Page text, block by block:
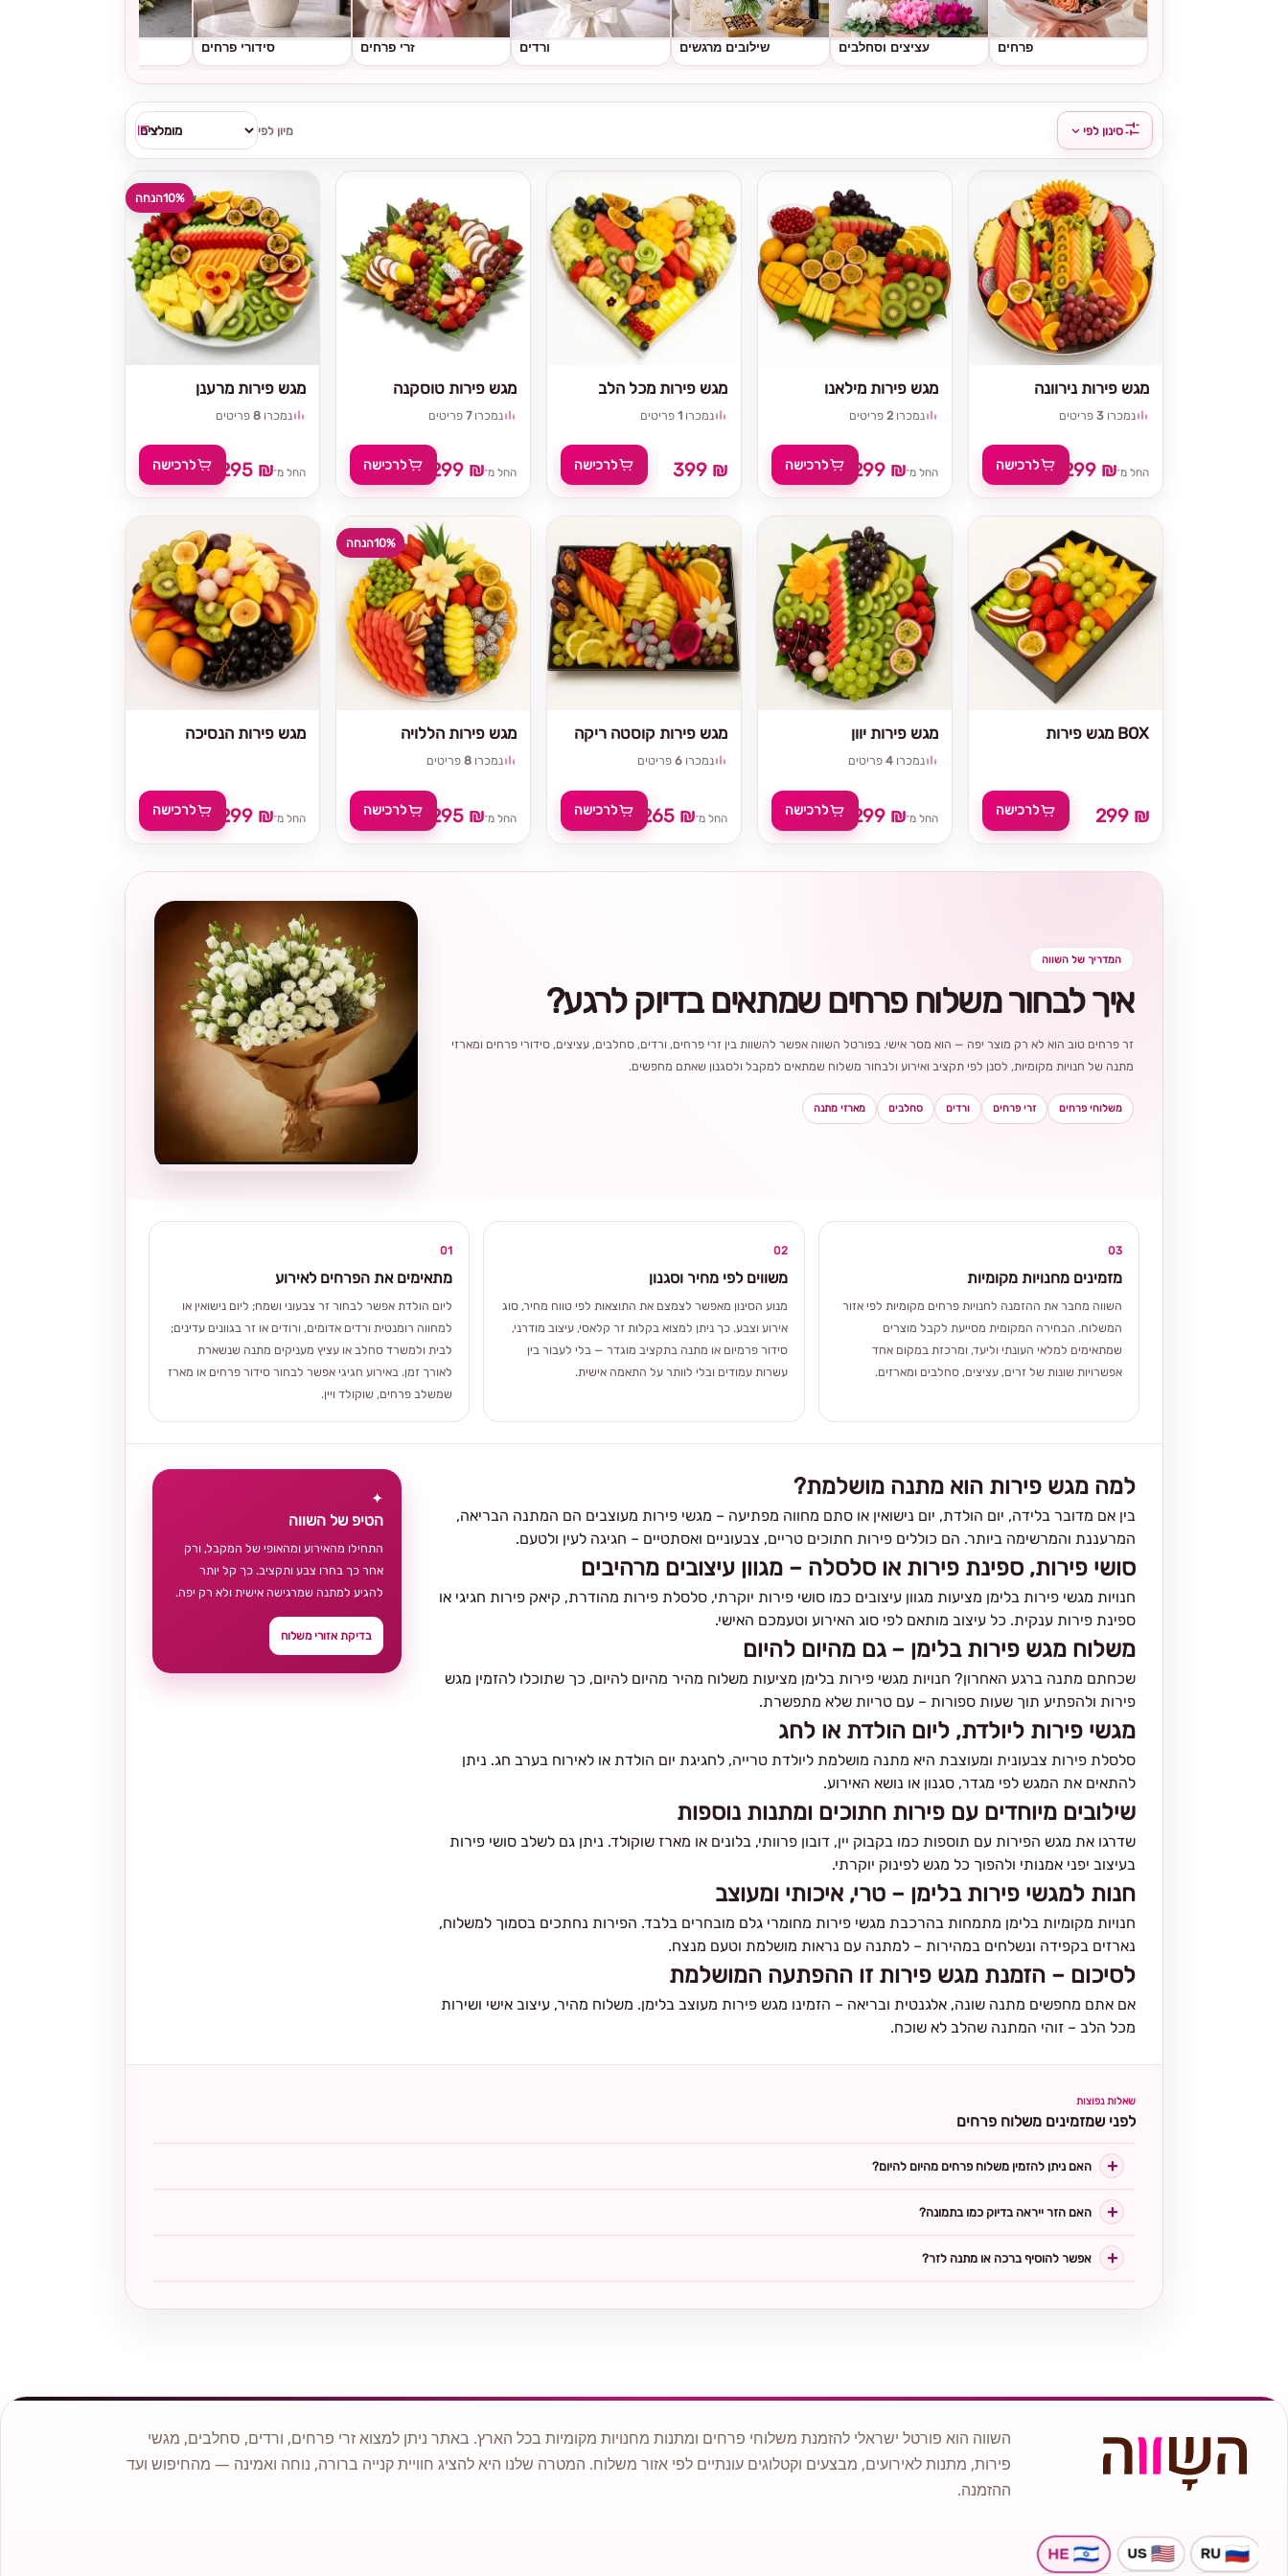
פרחים עציצים וסחלבים שילובים מרגשים ורדים זרי פרחים סידורי פרחים
מיון לפי סינון לפי
10%הנחה
מגש פירות מרענן
נמכרו 8 פריטים
החל מ־295 ₪
329 ₪לרכישה
מגש פירות טוסקנה
נמכרו7 פריטים
החל מ־299 ₪ לרכישה
מגש פירות מכל הלב
נמכרו 1 פריטים
399 ₪ לרכישה
מגש פירות מילאנו
נמכרו 2 פריטים
החל מ־299 ₪ לרכישה
מגש פירות נירוונה
נמכרו 3 פריטים
החל מ־299 ₪ לרכישה
מגש פירות הנסיכה
החל מ־299 ₪ לרכישה
10%הנחה
מגש פירות הללויה
נמכרו 8 פריטים
החל מ־295 ₪
329 ₪לרכישה
מגש פירות קוסטה ריקה
נמכרו 6 פריטים
החל מ־265 ₪ לרכישה
מגש פירות יוון
נמכרו 4 פריטים
החל מ־299 ₪ לרכישה
מגש פירות BOX
299 ₪ לרכישה
המדריך של השווה
איך לבחור משלוח פרחים שמתאים בדיוק לרגע?
זר פרחים טוב הוא לא רק מוצר יפה — הוא מסר אישי. בפורטל השווה אפשר להשוות בין זרי פרחים, ורדים, סחלבים, עציצים, סידורי פרחים ומארזי
מתנה של חנויות מקומיות, לסנן לפי תקציב ואירוע ולבחור משלוח שמתאים למקבל ולסגנון שאתם מחפשים.
משלוחי פרחים זרי פרחים ורדים סחלבים מארזי מתנה
01
מתאימים את הפרחים לאירוע
ליום הולדת אפשר לבחור זר צבעוני ושמח; ליום נישואין או
למחווה רומנטית ורדים אדומים, ורודים או זר בגוונים עדינים;
לבית ולמשרד סחלב או עציץ מעניקים מתנה שנשארת
לאורך זמן. באירוע חגיגי אפשר לבחור סידור פרחים או מארז
שמשלב פרחים, שוקולד ויין.
02
משווים לפי מחיר וסגנון
מנוע הסינון מאפשר לצמצם את התוצאות לפי טווח מחיר, סוג
אירוע וצבע. כך ניתן למצוא בקלות זר קלאסי, עיצוב מודרני,
סידור פרמיום או מתנה בתקציב מוגדר — בלי לעבור בין
עשרות עמודים ובלי לוותר על התאמה אישית.
03
מזמינים מחנויות מקומיות
השווה מחבר את ההזמנה לחנויות פרחים מקומיות לפי אזור
המשלוח. הבחירה המקומית מסייעת לקבל מוצרים
שמתאימים למלאי העונתי וליעד, ומרכזת במקום אחד
אפשרויות שונות של זרים, עציצים, סחלבים ומארזים.
למה מגש פירות הוא מתנה מושלמת?
בין אם מדובר בלידה, יום הולדת, יום נישואין או סתם מחווה מפתיעה – מגשי פירות מעוצבים הם המתנה הבריאה,
המרעננת והמרשימה ביותר. הם כוללים פירות חתוכים טריים, צבעוניים ואסתטיים – חגיגה לעין ולטעם.
סושי פירות, ספינת פירות או סלסלה – מגוון עיצובים מרהיבים
חנויות מגשי פירות בלימן מציעות מגוון עיצובים כמו סושי פירות יוקרתי, סלסלת פירות מהודרת, קיאק פירות חגיגי או
ספינת פירות ענקית. כל עיצוב מותאם לפי סוג האירוע וטעמכם האישי.
משלוח מגש פירות בלימן – גם מהיום להיום
שכחתם מתנה ברגע האחרון? חנויות מגשי פירות בלימן מציעות משלוח מהיר מהיום להיום, כך שתוכלו להזמין מגש
פירות ולהפתיע תוך שעות ספורות – עם טריות שלא מתפשרת.
מגשי פירות ליולדת, ליום הולדת או לחג
סלסלת פירות צבעונית ומעוצבת היא מתנה מושלמת ליולדת טרייה, לחגיגת יום הולדת או לאירוח בערב חג. ניתן
להתאים את המגש לפי מגדר, סגנון או נושא האירוע.
שילובים מיוחדים עם פירות חתוכים ומתנות נוספות
שדרגו את מגש הפירות עם תוספות כמו בקבוק יין, דובון פרוותי, בלונים או מארז שוקולד. ניתן גם לשלב סושי פירות
בעיצוב יפני אמנותי ולהפוך כל מגש לפינוק יוקרתי.
חנות למגשי פירות בלימן – טרי, איכותי ומעוצב
חנויות מקומיות בלימן מתמחות בהרכבת מגשי פירות מחומרי גלם מובחרים בלבד. הפירות נחתכים בסמוך למשלוח,
נארזים בקפידה ונשלחים במהירות – למתנה עם נראות מושלמת וטעם מנצח.
לסיכום – הזמנת מגש פירות זו ההפתעה המושלמת
אם אתם מחפשים מתנה שונה, אלגנטית ובריאה – הזמינו מגש פירות מעוצב בלימן. משלוח מהיר, עיצוב אישי ושירות
מכל הלב – זוהי המתנה שהלב לא שוכח.
✦
הטיפ של השווה
התחילו מהאירוע ומהאופי של המקבל, ורק
אחר כך בחרו צבע ותקציב. כך קל יותר
להגיע למתנה שמרגישה אישית ולא רק יפה.
בדיקת אזורי משלוח
שאלות נפוצות
לפני שמזמינים משלוח פרחים
האם ניתן להזמין משלוח פרחים מהיום להיום?
האם הזר ייראה בדיוק כמו בתמונה?
אפשר להוסיף ברכה או מתנה לזר?
השווה הוא פורטל ישראלי להזמנת משלוחי פרחים ומתנות מחנויות מקומיות בכל הארץ. באתר ניתן למצוא זרי פרחים, ורדים, סחלבים, מגשי
פירות, מתנות לאירועים, מבצעים וקטלוגים עונתיים לפי אזור משלוח. המטרה שלנו היא להציג חוויית קנייה ברורה, נוחה ואמינה — מהחיפוש ועד
ההזמנה.